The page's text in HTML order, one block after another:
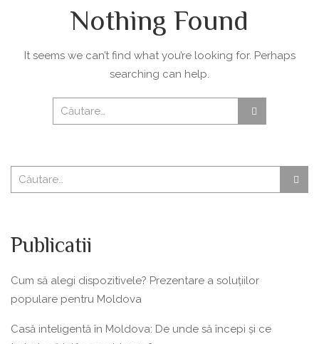
Nothing Found
It seems we can’t find what you’re looking for. Perhaps
searching can help.
Publicatii
Cum să alegi dispozitivele? Prezentare a soluțiilor
populare pentru Moldova
Casă inteligentă în Moldova: De unde să începi și ce